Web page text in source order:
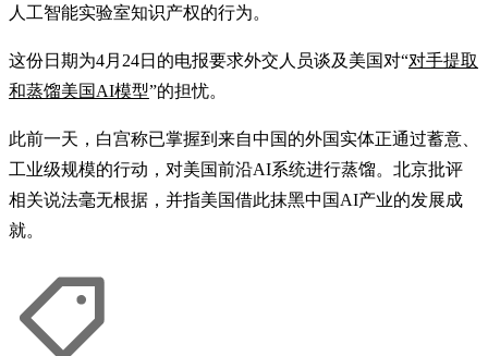
人工智能实验室知识产权的行为。
这份日期为4月24日的电报要求外交人员谈及美国对“对手提取
和蒸馏美国AI模型”的担忧。
此前一天，白宫称已掌握到来自中国的外国实体正通过蓄意、
工业级规模的行动，对美国前沿AI系统进行蒸馏。北京批评
相关说法毫无根据，并指美国借此抹黑中国AI产业的发展成
就。